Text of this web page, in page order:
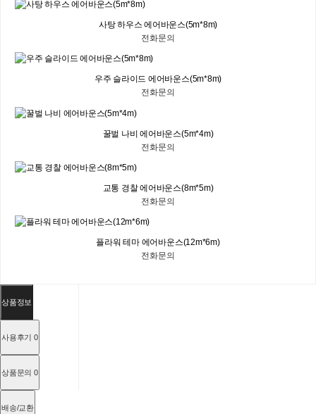
사탕 하우스 에어바운스(5m*8m)
전화문의
우주 슬라이드 에어바운스(5m*8m)
전화문의
꿀벌 나비 에어바운스(5m*4m)
전화문의
교통 경찰 에어바운스(8m*5m)
전화문의
플라워 테마 에어바운스(12m*6m)
전화문의
상품정보
사용후기 0
상품문의 0
배송/교환